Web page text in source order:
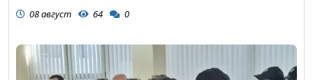
08 август 64 0